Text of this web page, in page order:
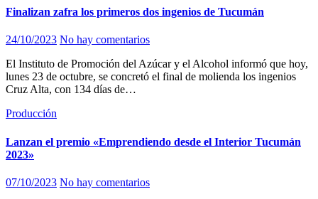
Finalizan zafra los primeros dos ingenios de Tucumán
24/10/2023 No hay comentarios
El Instituto de Promoción del Azúcar y el Alcohol informó que hoy,
lunes 23 de octubre, se concretó el final de molienda los ingenios
Cruz Alta, con 134 días de…
Producción
Lanzan el premio «Emprendiendo desde el Interior Tucumán
2023»
07/10/2023 No hay comentarios